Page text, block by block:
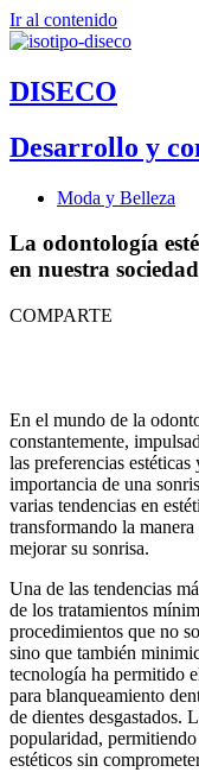
Ir al contenido
DISECO
Desarrollo y
Moda y Belleza
La odontología
en nuestra sociedad
COMPARTE
En el mundo de la
constantemente,
las preferencias
importancia de una
varias tendencias en
transformando la
mejorar su sonrisa.
Una de las tendencias
de los tratamientos
procedimientos que no
sino que también
tecnología ha permitido
para blanqueamiento
de dientes desgastados.
popularidad,
estéticos sin